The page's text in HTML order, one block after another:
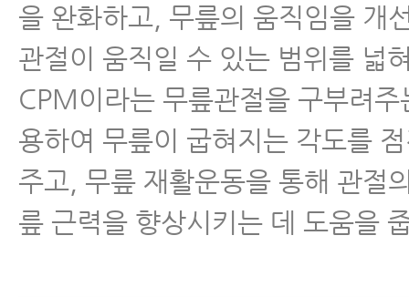
을 완화하고, 무릎의 움직임을 개
관절이 움직일 수 있는 범위를 넓
CPM이라는 무릎관절을 구부려주
용하여 무릎이 굽혀지는 각도를
주고, 무릎 재활운동을 통해 관절
릎 근력을 향상시키는 데 도움을